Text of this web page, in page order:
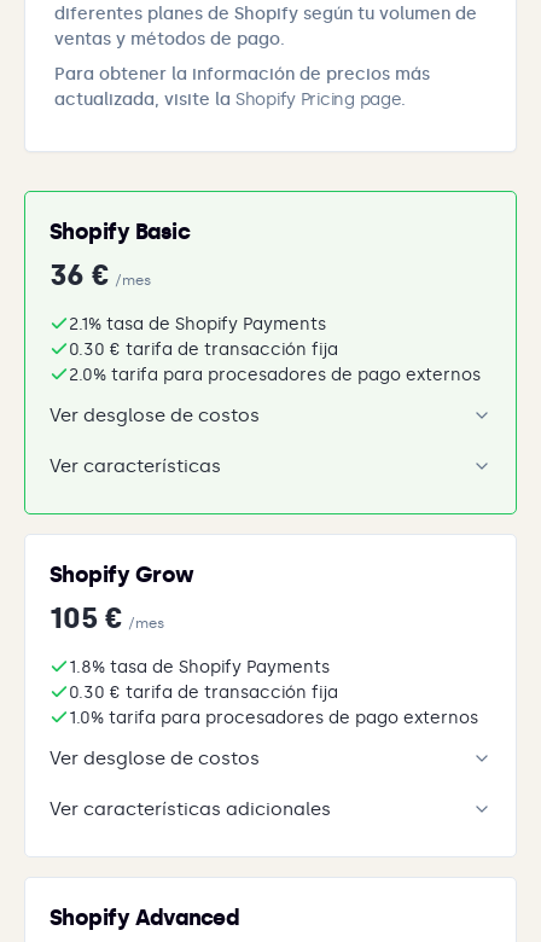
diferentes planes de Shopify según tu volumen de
ventas y métodos de pago.
Para obtener la información de precios más
actualizada, visite la Shopify Pricing page.
Shopify Basic
36 € /mes
2.1% tasa de Shopify Payments
0.30 € tarifa de transacción fija
2.0% tarifa para procesadores de pago externos
Ver desglose de costos
Ver características
Shopify Grow
105 € /mes
1.8% tasa de Shopify Payments
0.30 € tarifa de transacción fija
1.0% tarifa para procesadores de pago externos
Ver desglose de costos
Ver características adicionales
Shopify Advanced